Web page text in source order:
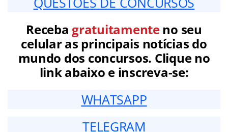
Receba gratuitamenteno seu
celular as principais notícias do
mundo dos concursos. Clique no
link abaixo e inscreva-se:
WHATSAPP
TELEGRAM